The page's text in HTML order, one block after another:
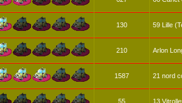
130 59 Lille
210 Arlon
1587 21 nord
55 13